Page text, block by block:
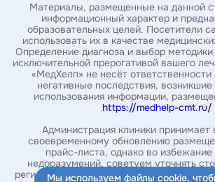
Материалы, размещенные на данной
информационный характер и
образовательных целей. Посетители
использовать их в качестве
Определение диагноза и выбор методики
исключительной прерогативой вашего
«МедХелп» не несёт
негативные последствия, возникшие
использования информации,
https://medhelp-cmt.ru/
Администрация клиники
своевременному обновлению
прайс-листа, однако во
недоразумений, советуем уточнять
регистратуре или в контакт-центре по
Мы используем файлы cookie,
Укажите почту, на которую нужно выслать
Введите ваш номер телефона
обработки персональных данных
Заказать справку